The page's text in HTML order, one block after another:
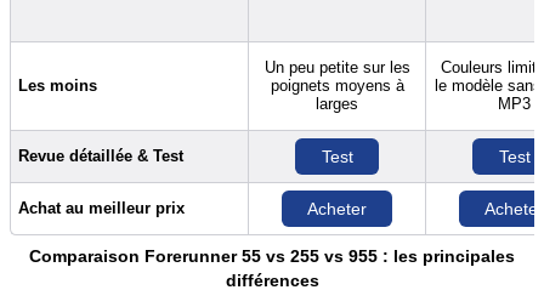
Les moins
Un peu petite sur les
poignets moyens à
larges
Couleurs
le modèle
MP3
Revue détaillée & Test Test Test
Achat au meilleur prix Acheter Acheter
Comparaison Forerunner 55 vs 255 vs 955 : les principales
différences